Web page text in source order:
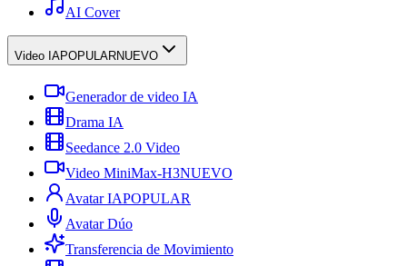
AI Cover
Video IAPOPULARNUEVO
Generador de video IA
Drama IA
Seedance 2.0 Video
Video MiniMax-H3NUEVO
Avatar IAPOPULAR
Avatar Dúo
Transferencia de Movimiento